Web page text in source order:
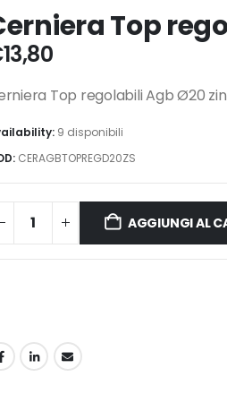
Top
13,80
Top regolabili Agb Ø20
9 disponibili
CERAGBTOPREGD20ZS
AGGIUNGI AL